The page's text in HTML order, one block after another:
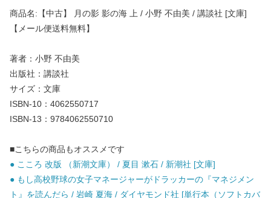
商品名:【中古】 月の影 影の海 上 / 小野 不由美 / 講談社 [文庫]
【メール便送料無料】
著者：小野 不由美
出版社：講談社
サイズ：文庫
ISBN-10：4062550717
ISBN-13：9784062550710
■こちらの商品もオススメです
● こころ 改版 （新潮文庫） / 夏目 漱石 / 新潮社 [文庫]
● もし高校野球の女子マネージャーがドラッカーの『マネジメン
ト』を読んだら / 岩崎 夏海 / ダイヤモンド社 [単行本（ソフトカバ